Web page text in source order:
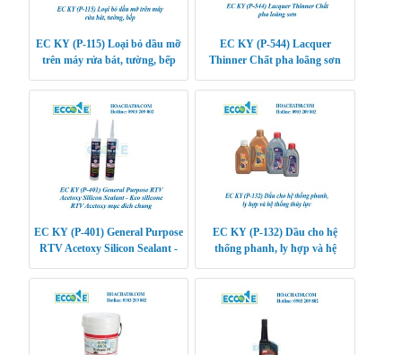
EC KY (P-115) Loại bỏ dầu mỡ
trên máy rửa bát, tường, bếp
EC KY (P-544) Lacquer
Thinner Chất pha loãng sơn
EC KY (P-401) General Purpose
RTV Acetoxy Silicon Sealant -
đích chung
EC KY (P-132) Dầu cho hệ
thống phanh, ly hợp và hệ